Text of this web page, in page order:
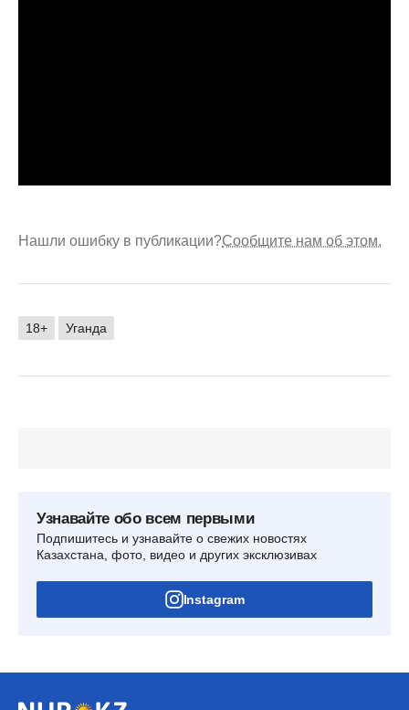
Нашли ошибку в публикации?Сообщите нам об этом.
18+ Уганда
Узнавайте обо всем первыми
Подпишитесь и узнавайте о свежих новостях
Казахстана, фото, видео и других эксклюзивах
Instagram